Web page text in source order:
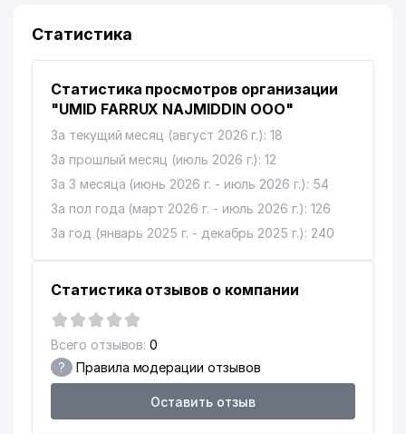
Статистика
Статистика просмотров организации
"UMID FARRUX NAJMIDDIN ООО"
За текущий месяц (август 2026 г.): 18
За прошлый месяц (июль 2026 г.): 12
За 3 месяца (июнь 2026 г. - июль 2026 г.): 54
За пол года (март 2026 г. - июль 2026 г.): 126
За год (январь 2025 г. - декабрь 2025 г.): 240
Статистика отзывов о компании
Всего отзывов: 0
? Правила модерации отзывов
Оставить отзыв